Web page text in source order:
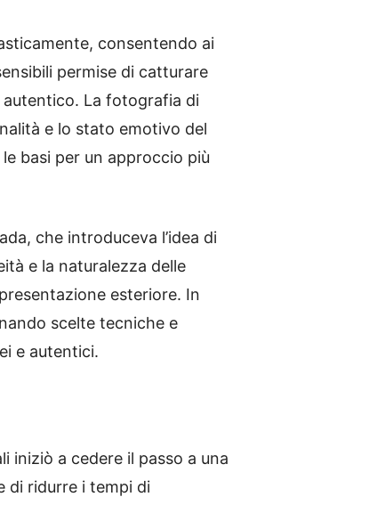
consentendo ai
permise di catturare
La fotografia di
e lo stato emotivo del
basi per un approccio più
che introduceva l’idea di
e la naturalezza delle
esteriore. In
scelte tecniche e
e autentici.
iniziò a cedere il passo a una
di ridurre i tempi di